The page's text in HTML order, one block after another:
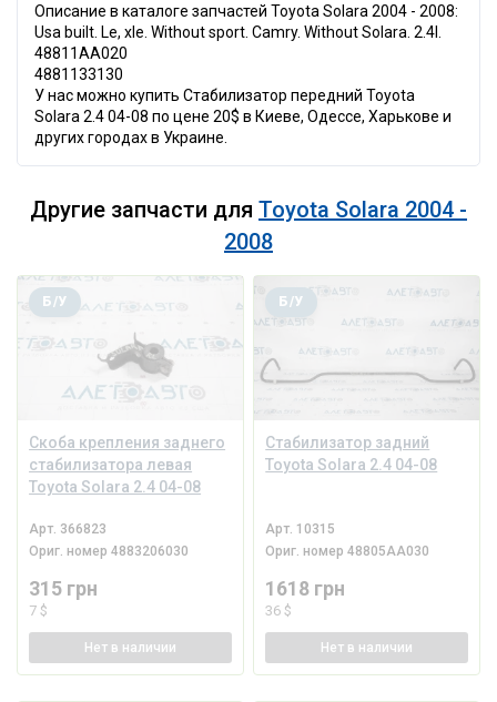
Описание в каталоге запчастей Toyota Solara 2004 - 2008:
Usa built. Le, xle. Without sport. Camry. Without Solara. 2.4l.
48811AA020
4881133130
У нас можно купить Стабилизатор передний Toyota
Solara 2.4 04-08 по цене 20$ в Киеве, Одессе, Харькове и
других городах в Украине.
Другие запчасти для Toyota Solara 2004 -
2008
Скоба крепления заднего
стабилизатора левая
Toyota Solara 2.4 04-08
Б/У
Арт. 366823
Ориг. номер4883206030
315 грн
7 $
Нет в наличии
Стабилизатор задний
Toyota Solara 2.4 04-08
Б/У
Арт. 10315
Ориг. номер48805AA030
1618 грн
36 $
Нет в наличии